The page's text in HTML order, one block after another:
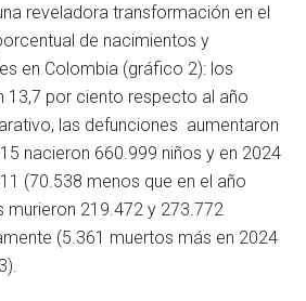
reveladora transformación en el
de nacimientos y
en Colombia (gráfico 2): los
13,7 por ciento respecto al año
las defunciones aumentaron
nacieron 660.999 niños y en 2024
(70.538 menos que en el año
murieron 219.472 y 273.772
(5.361 muertos más en 2024